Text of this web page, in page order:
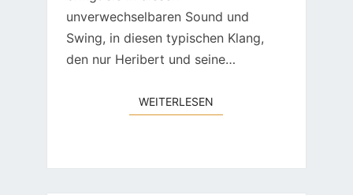
unverwechselbaren Sound und
Swing, in diesen typischen Klang,
den nur Heribert und seine…
WEITERLESEN